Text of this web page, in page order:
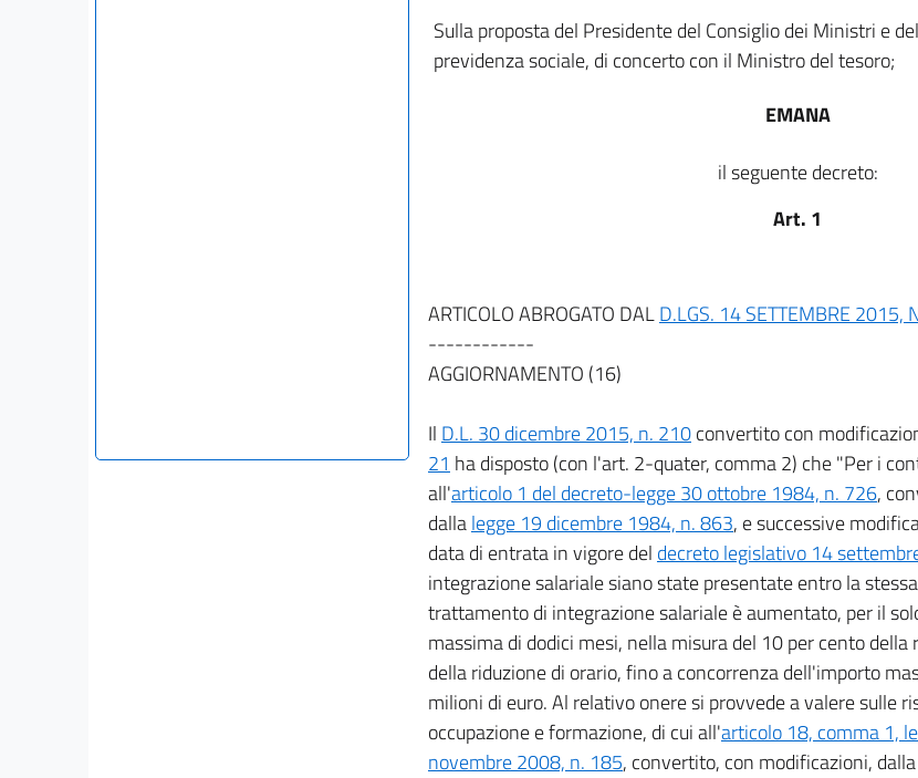
Sulla proposta del Presidente del Consiglio dei Ministri e
previdenza sociale, di concerto con il Ministro del tesoro;
EMANA
il seguente decreto:
Art. 1
ARTICOLO ABROGATO DALD.LGS. 14 SETTEMBRE 2015,
------------
AGGIORNAMENTO (16)
Il D.L. 30 dicembre 2015, n. 210convertito con
21 ha disposto (con l'art. 2-quater, comma 2) che "Per i
all'articolo 1 del decreto-legge 30 ottobre 1984, n. 726,
dallalegge 19 dicembre 1984, n. 863, e successive
data di entrata in vigore del decreto legislativo 14
integrazione salariale siano state presentate entro la
trattamento di integrazione salariale è aumentato, per il
massima di dodici mesi, nella misura del 10 per cento
della riduzione di orario, fino a concorrenza dell'importo
milioni di euro. Al relativo onere si provvede a valere sulle
occupazione e formazione, di cui all'articolo 18, comma 1,
novembre 2008, n. 185, convertito, con modificazioni, dalla